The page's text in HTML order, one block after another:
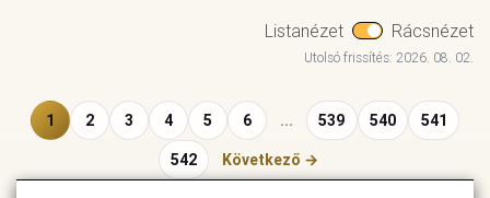
Listanézet Rácsnézet
Utolsó frissítés: 2026. 08. 02.
1 2 3 4 5 6 ... 539 540
541
542
Következő →